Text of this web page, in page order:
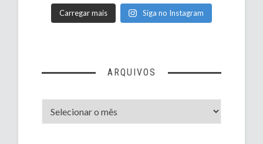
Carregar mais Siga no Instagram
ARQUIVOS